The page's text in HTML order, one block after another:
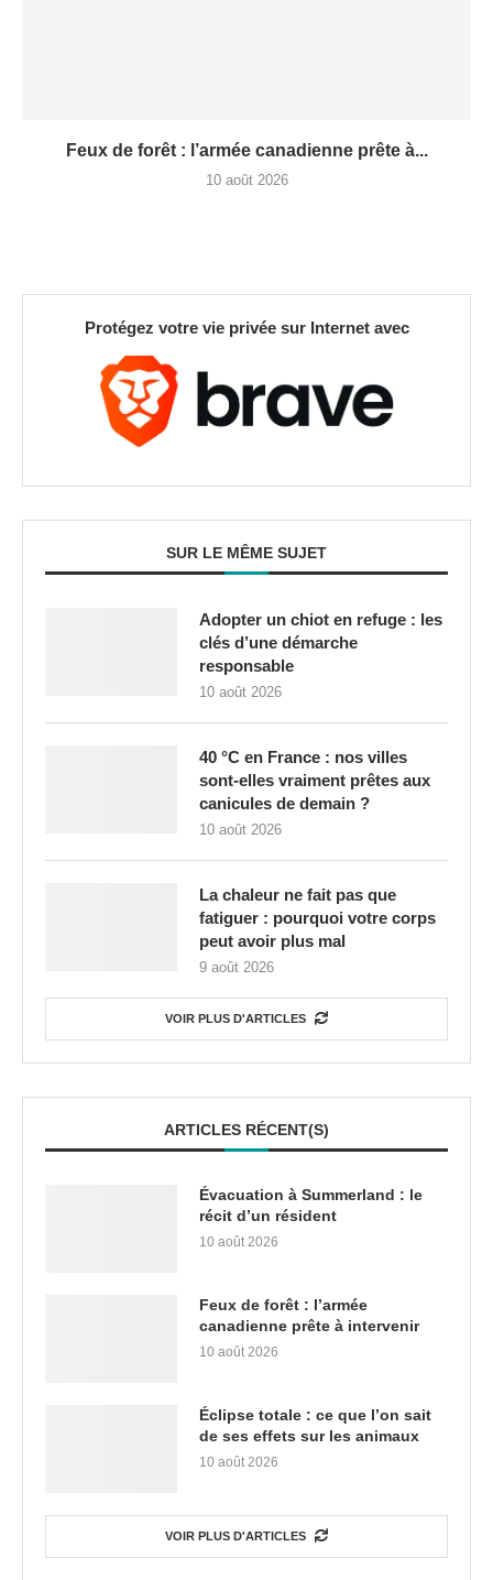
Feux de forêt : l’armée canadienne prête à...
10 août 2026
Protégez votre vie privée sur Internet avec
SUR LE MÊME SUJET
Adopter un chiot en refuge : les
clés d’une démarche
responsable
10 août 2026
40 °C en France : nos villes
sont-elles vraiment prêtes aux
canicules de demain ?
10 août 2026
La chaleur ne fait pas que
fatiguer : pourquoi votre corps
peut avoir plus mal
9 août 2026
VOIR PLUS D'ARTICLES
ARTICLES RÉCENT(S)
Évacuation à Summerland : le
récit d’un résident
10 août 2026
Feux de forêt : l’armée
canadienne prête à intervenir
10 août 2026
Éclipse totale : ce que l’on sait
de ses effets sur les animaux
10 août 2026
VOIR PLUS D'ARTICLES